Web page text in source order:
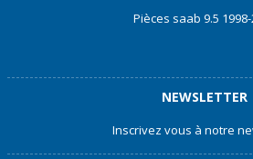
Pièces saab 9.5
NEWSLETTER
Inscrivez vous à notre